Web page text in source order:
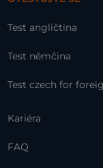
Test angličtina
Test němčina
Test czech for
Kariéra
FAQ